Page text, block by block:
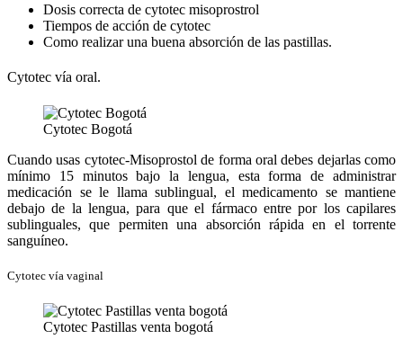
Dosis correcta de cytotec misoprostrol
Tiempos de acción de cytotec
Como realizar una buena absorción de las pastillas.
Cytotec vía oral.
Cytotec Bogotá
Cuando usas cytotec-Misoprostol de forma oral debes dejarlas como
mínimo 15 minutos bajo la lengua, esta forma de administrar
medicación se le llama sublingual, el medicamento se mantiene
debajo de la lengua, para que el fármaco entre por los capilares
sublinguales, que permiten una absorción rápida en el torrente
sanguíneo.
Cytotec vía vaginal
Cytotec Pastillas venta bogotá